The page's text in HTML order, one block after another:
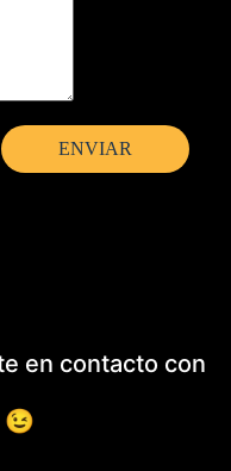
en contacto con
😉